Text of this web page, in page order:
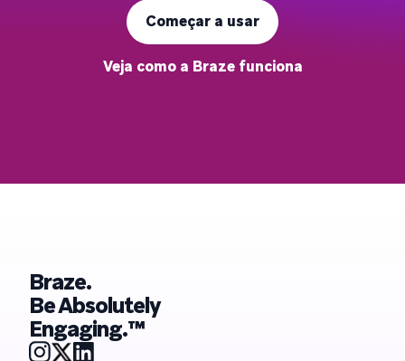
Começar a usar
Veja como a Braze funciona
Braze.
Be Absolutely
Engaging.™